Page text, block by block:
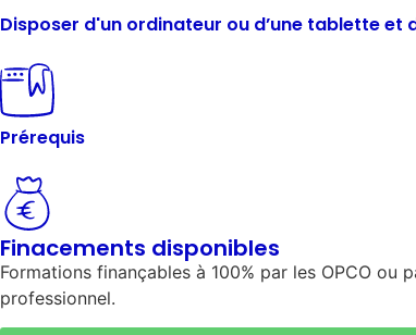
Disposer d'un ordinateur ou d’une tablette et
Prérequis
Finacements disponibles
Formations finançables à 100% par les OPCO
professionnel.